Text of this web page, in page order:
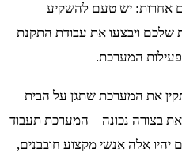
אחרות: יש טעם להשקיע
שלכם ויבצעו את עבודת התקנת
המערכת.
את המערכת שתגן על הבית
בצורה נכונה – המערכת תעבוד
אלה אנשי מקצוע חובבנים,